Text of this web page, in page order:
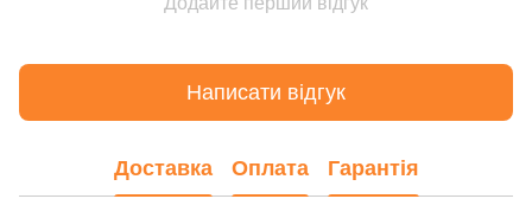
Написати відгук
Доставка Оплата Гарантія